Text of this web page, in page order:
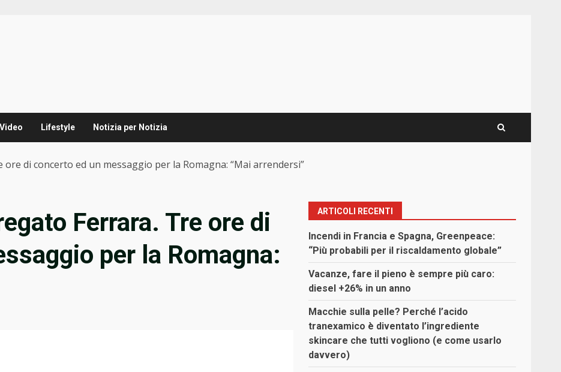
Video Lifestyle Notizia per Notizia
di concerto ed un messaggio per la Romagna: “Mai arrendersi”
Ferrara. Tre ore di
per la Romagna:
ARTICOLI RECENTI
Incendi in Francia e Spagna, Greenpeace:
“Più probabili per il riscaldamento globale”
Vacanze, fare il pieno è sempre più caro:
diesel +26% in un anno
Macchie sulla pelle? Perché l’acido
tranexamico è diventato l’ingrediente
skincare che tutti vogliono (e come usarlo
davvero)